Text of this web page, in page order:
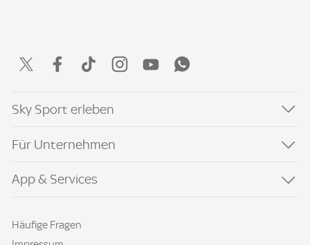
Sky Sport erleben
Für Unternehmen
App & Services
Häufige Fragen